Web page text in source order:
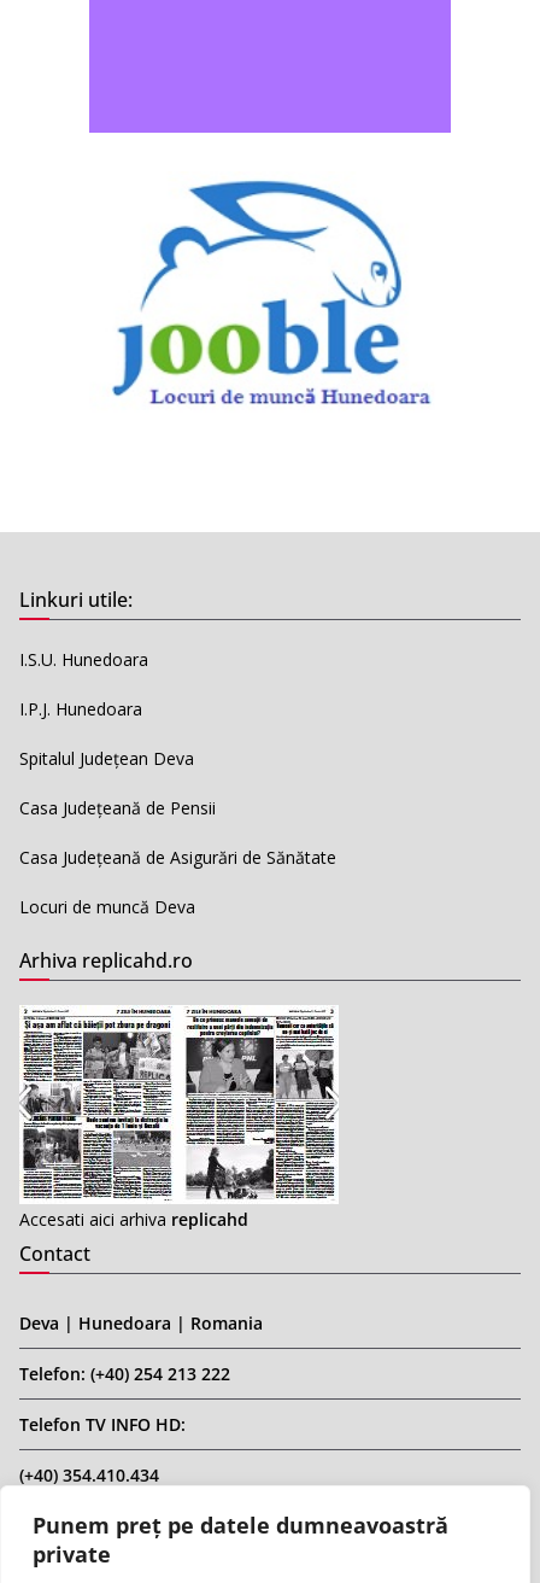
Punem preț pe datele dumneavoastră
private
Linkuri utile:
I.S.U. Hunedoara
I.P.J. Hunedoara
Spitalul Județean Deva
Casa Județeană de Pensii
Casa Județeană de Asigurări de Sănătate
Locuri de muncă Deva
Arhiva replicahd.ro
Accesati aici arhiva replicahd
Contact
Deva | Hunedoara | Romania
Telefon: (+40) 254 213 222
Telefon TV INFO HD:
(+40) 354.410.434
Email: infohd20@gmail.com